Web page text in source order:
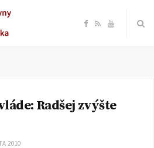
F
e
R Y
T
Radšej zvýšte
2010